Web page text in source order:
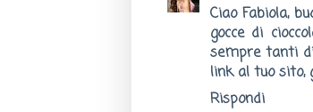
Ciao Fabiola,
gocce di
sempre tanti
link al tuo sito,
Rispondi